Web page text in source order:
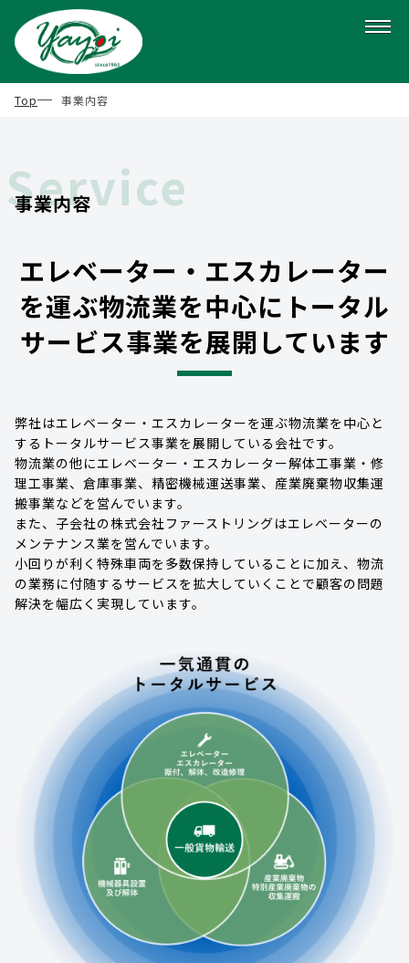
Top 事業内容
Service
事業内容
エレベーター・エスカレーター
を運ぶ物流業を中心に トータル
サービス事業を展開しています
弊社はエレベーター・エスカレーターを運ぶ物流業を中心と
するトータルサービス事業を展開している会社です。
物流業の他にエレベーター・エスカレーター解体工事業・修
理工事業、倉庫事業、精密機械運送事業、産業廃棄物収集運
搬事業などを営んでいます。
また、子会社の株式会社ファーストリングはエレベーターの
メンテナンス業を営んでいます。
小回りが利く特殊車両を多数保持していることに加え、物流
の業務に付随するサービスを拡大していくことで顧客の問題
解決を幅広く実現しています。